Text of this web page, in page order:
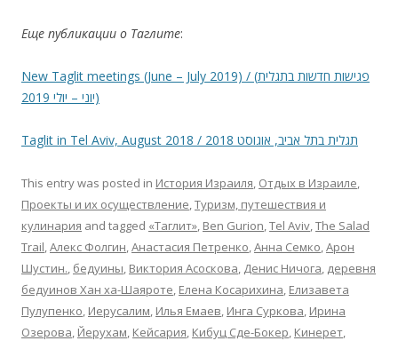
Еще публикации о Таглите:
New Taglit meetings (June – July 2019) / (פגישות חדשות בתגלית
(יוני – יולי 2019
Taglit in Tel Aviv, August 2018 / תגלית בתל אביב, אוגוסט 2018
This entry was posted in История Израиля, Отдых в Израиле,
Проекты и их осуществление,Туризм, путешествия и
кулинария and tagged «Таглит», Ben Gurion,Tel Aviv,The Salad
Trail,Алекс Фолгин,Анастасия Петренко,Анна Семко,Арон
Шустин., бедуины, Виктория Асоскова, Денис Ничога, деревня
бедуинов Хан ха-Шаяроте, Елена Косарихина, Елизавета
Пулупенко, Иерусалим, Илья Емаев, Инга Суркова, Ирина
Озерова, Йерухам, Кейсария, Кибуц Сде-Бокер, Кинерет,